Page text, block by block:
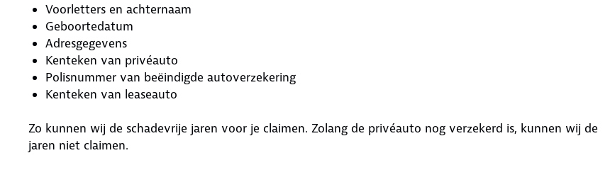
Voorletters en achternaam
Geboortedatum
Adresgegevens
Kenteken van privéauto
Polisnummer van beëindigde autoverzekering
Kenteken van leaseauto
Zo kunnen wij de schadevrije jaren voor je claimen. Zolang de privéauto nog verzekerd is, kunnen wij de
jaren niet claimen.